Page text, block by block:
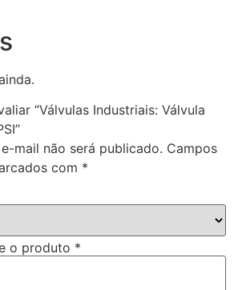
“Válvulas Industriais: Válvula
mail não será publicado. Campos
com *
o produto *